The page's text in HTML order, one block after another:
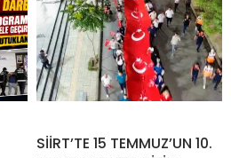
SİİRT’TE 15 TEMMUZ’UN 10.